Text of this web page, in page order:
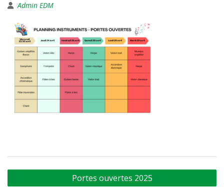
Admin EDM
Navigation
de
Portes ouvertes 2025